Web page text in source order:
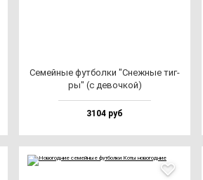
Семей­ные фут­бол­ки "Снеж­ные тиг­
ры" (с де­воч­кой)
3104 руб